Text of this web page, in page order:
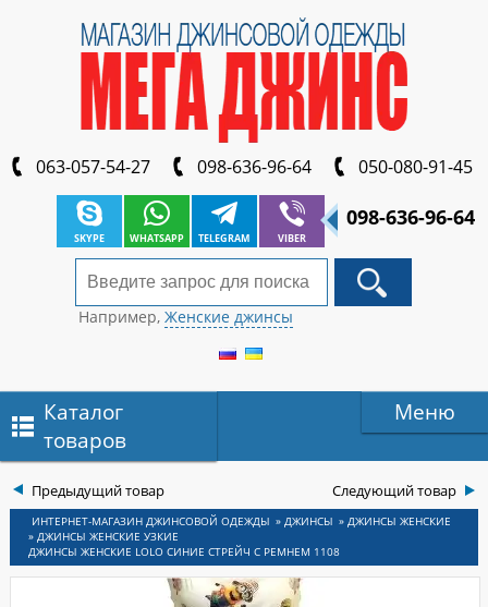
063-057-54-27 098-636-96-64 050-080-91-45
SKYPE WHATSAPP TELEGRAM VIBER
098-636-96-64
Например,Женские джинсы
Меню
Каталог
товаров
Предыдущий товар Следующий товар
» ДЖИНСЫ » ДЖИНСЫ ЖЕНСКИЕ
» ДЖИНСЫ ЖЕНСКИЕ УЗКИЕ
ДЖИНСЫ ЖЕНСКИЕ LOLO СИНИЕ СТРЕЙЧ С РЕМНЕМ 1108